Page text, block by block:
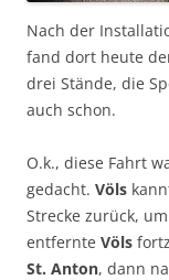
Nach der
fand dort heute
drei Stände, die
auch schon.
O.k., diese Fahrt
gedacht. Völs
Strecke zurück,
entfernte Völs
St. Anton, dann